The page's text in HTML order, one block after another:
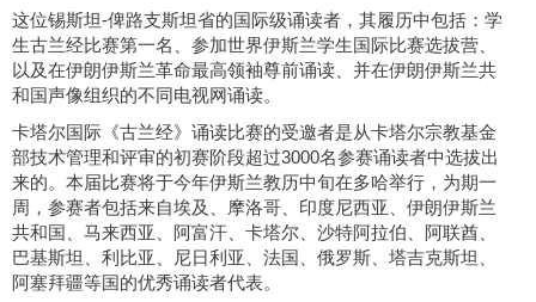
这位锡斯坦-俾路支斯坦省的国际级诵读者，其履历中包括：学
生古兰经比赛第一名、参加世界伊斯兰学生国际比赛选拔营、
以及在伊朗伊斯兰革命最高领袖尊前诵读、并在伊朗伊斯兰共
和国声像组织的不同电视网诵读。
卡塔尔国际《古兰经》诵读比赛的受邀者是从卡塔尔宗教基金
部技术管理和评审的初赛阶段超过3000名参赛诵读者中选拔出
来的。本届比赛将于今年伊斯兰教历中旬在多哈举行，为期一
周，参赛者包括来自埃及、摩洛哥、印度尼西亚、伊朗伊斯兰
共和国、马来西亚、阿富汗、卡塔尔、沙特阿拉伯、阿联酋、
巴基斯坦、利比亚、尼日利亚、法国、俄罗斯、塔吉克斯坦、
阿塞拜疆等国的优秀诵读者代表。